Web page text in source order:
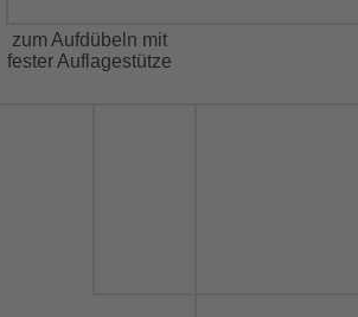
zum Aufdübeln mit
fester Auflagestütze